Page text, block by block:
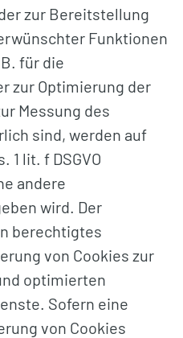
zur Bereitstellung
Funktionen
für die
zur Optimierung der
Messung des
sind, werden auf
1 lit. f DSGVO
andere
wird. Der
berechtigtes
von Cookies zur
optimierten
Sofern eine
von Cookies